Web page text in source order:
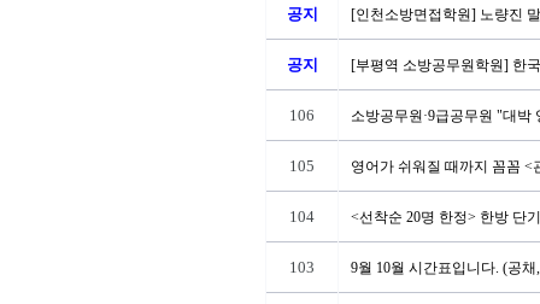
공지 [인천소방면접학원] 노량진
공지 [부평역 소방공무원학원] 한
106 소방공무원·9급공무원 "대
105 영어가 쉬워질 때까지 꼼꼼 <
104 <선착순 20명 한정> 한방 단
103 9월 10월 시간표입니다. (공